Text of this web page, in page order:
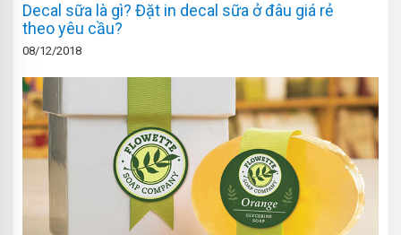
Decal sữa là gì? Đặt in decal sữa ở đâu giá rẻ
theo yêu cầu?
08/12/2018